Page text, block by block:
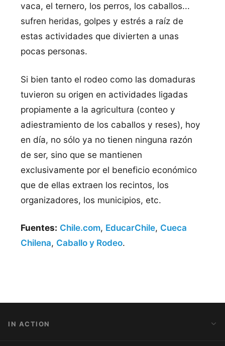
vaca, el ternero, los perros, los caballos...
sufren heridas, golpes y estrés a raí­z de
estas actividades que divierten a unas
pocas personas.
Si bien tanto el rodeo como las domaduras
tuvieron su origen en actividades ligadas
propiamente a la agricultura (conteo y
adiestramiento de los caballos y reses), hoy
en dí­a, no sólo ya no tienen ninguna razón
de ser, sino que se mantienen
exclusivamente por el beneficio económico
que de ellas extraen los recintos, los
organizadores, los municipios, etc.
Fuentes: Chile.com, EducarChile, Cueca
Chilena, Caballo y Rodeo.
IN ACTION